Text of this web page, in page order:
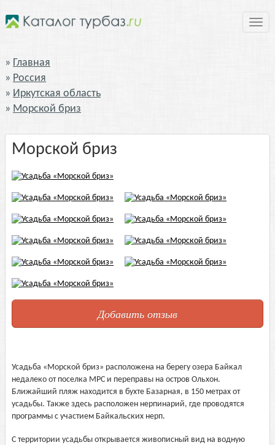
Главная
Россия
Иркутская область
Морской бриз
Морской бриз
Добавить отзыв
Усадьба «Морской бриз» расположена на берегу озера Байкал
недалеко от поселка МРС и переправы на остров Ольхон.
Ближайший пляж находится в бухте Базарная, в 150 метрах от
усадьбы. Также здесь расположен нерпинарий, где проводятся
программы с участием Байкальских нерп.
С территории усадьбы открывается живописный вид на водную